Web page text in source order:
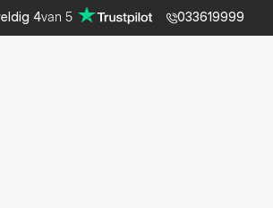
4van 5 033619999